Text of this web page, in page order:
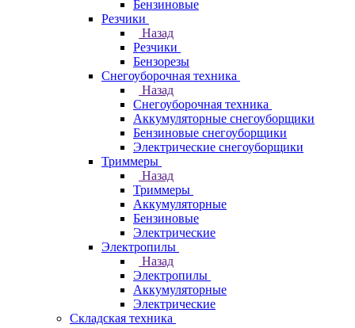
Бензиновые
Резчики
Назад
Резчики
Бензорезы
Снегоуборочная техника
Назад
Снегоуборочная техника
Аккумуляторные снегоуборщики
Бензиновые снегоуборщики
Электрические снегоуборщики
Триммеры
Назад
Триммеры
Аккумуляторные
Бензиновые
Электрические
Электропилы
Назад
Электропилы
Аккумуляторные
Электрические
Складская техника